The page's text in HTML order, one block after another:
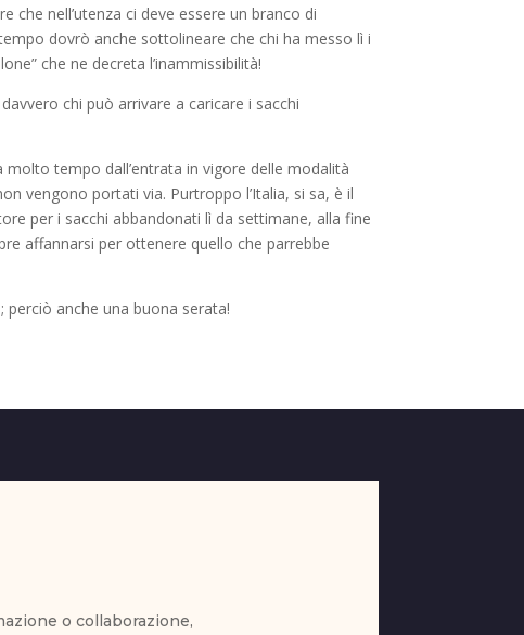
nell’utenza ci deve essere un branco di
dovrò anche sottolineare che chi ha messo lì i
che ne decreta l’inammissibilità!
chi può arrivare a caricare i sacchi
molto tempo dall’entrata in vigore delle modalità
vengono portati via. Purtroppo l’Italia, si sa, è il
per i sacchi abbandonati lì da settimane, alla fine
affannarsi per ottenere quello che parrebbe
anche una buona serata!
o collaborazione,